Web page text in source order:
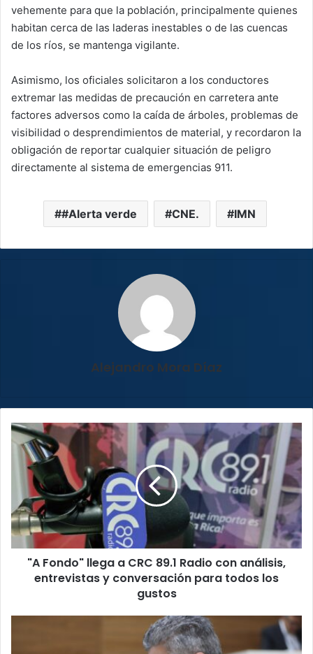
vehemente para que la población, principalmente quienes
habitan cerca de las laderas inestables o de las cuencas
de los ríos, se mantenga vigilante.
Asimismo, los oficiales solicitaron a los conductores
extremar las medidas de precaución en carretera ante
factores adversos como la caída de árboles, problemas de
visibilidad o desprendimientos de material, y recordaron la
obligación de reportar cualquier situación de peligro
directamente al sistema de emergencias 911.
#Alerta verde CNE. IMN
Alejandro Mora Díaz
"A
Fondo"
llega
89.1
Radio
con
análisis,
entrevistas
"A Fondo" llega a CRC 89.1 Radio con análisis,
entrevistas y conversación para todos los
gustos